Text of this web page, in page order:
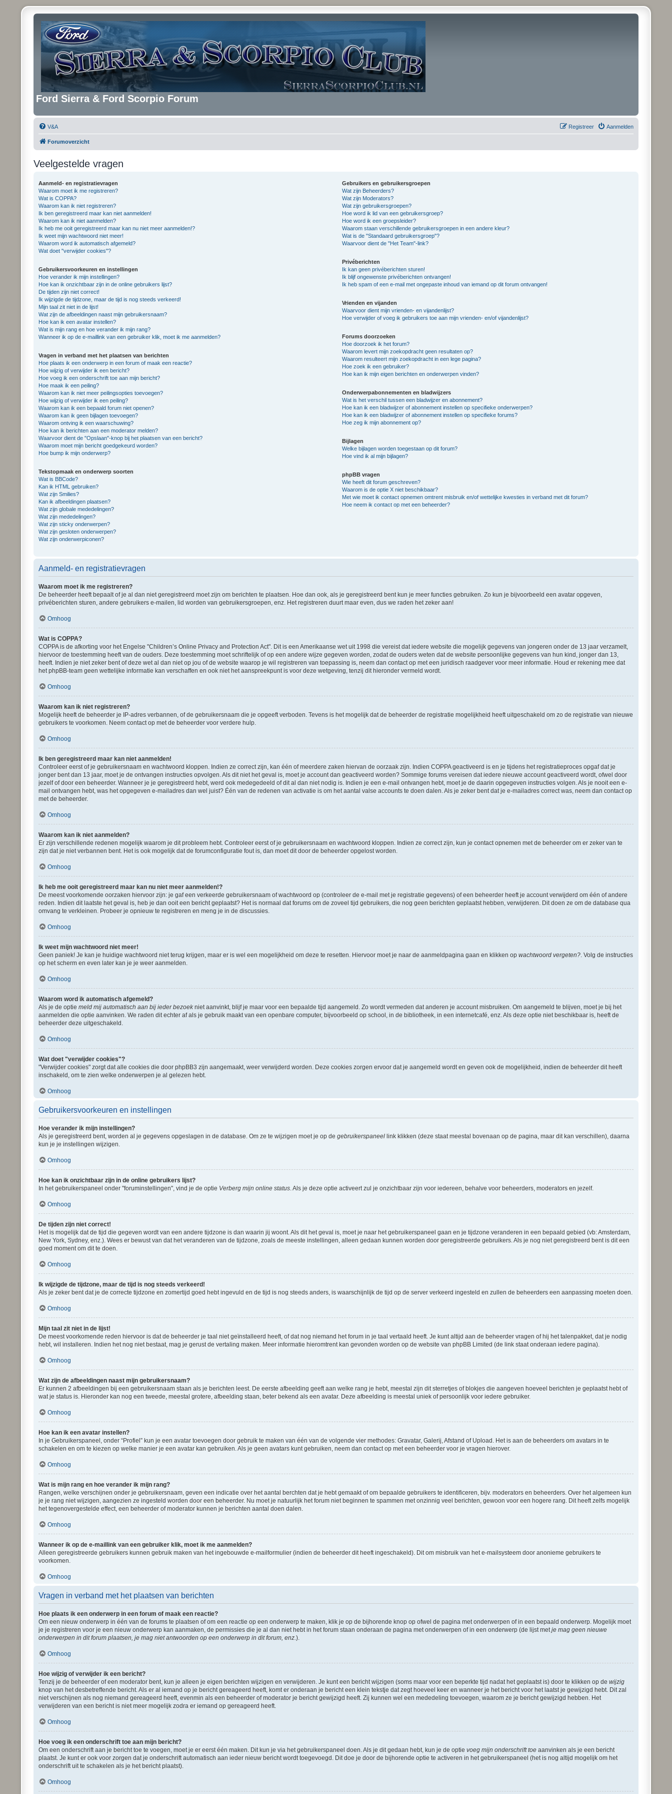
Ford Sierra & Ford Scorpio Forum
V&A Aanmelden
Registreer
Forumoverzicht
Veelgestelde vragen
Aanmeld- en registratievragen
Waarom moet ik me registreren?
Wat is COPPA?
Waarom kan ik niet registreren?
Ik ben geregistreerd maar kan niet aanmelden!
Waarom kan ik niet aanmelden?
Ik heb me ooit geregistreerd maar kan nu niet meer aanmelden!?
Ik weet mijn wachtwoord niet meer!
Waarom word ik automatisch afgemeld?
Wat doet "verwijder cookies"?
Gebruikersvoorkeuren en instellingen
Hoe verander ik mijn instellingen?
Hoe kan ik onzichtbaar zijn in de online gebruikers lijst?
De tijden zijn niet correct!
Ik wijzigde de tijdzone, maar de tijd is nog steeds verkeerd!
Mijn taal zit niet in de lijst!
Wat zijn de afbeeldingen naast mijn gebruikersnaam?
Hoe kan ik een avatar instellen?
Wat is mijn rang en hoe verander ik mijn rang?
Wanneer ik op de e-maillink van een gebruiker klik, moet ik me aanmelden?
Vragen in verband met het plaatsen van berichten
Hoe plaats ik een onderwerp in een forum of maak een reactie?
Hoe wijzig of verwijder ik een bericht?
Hoe voeg ik een onderschrift toe aan mijn bericht?
Hoe maak ik een peiling?
Waarom kan ik niet meer peilingsopties toevoegen?
Hoe wijzig of verwijder ik een peiling?
Waarom kan ik een bepaald forum niet openen?
Waarom kan ik geen bijlagen toevoegen?
Waarom ontving ik een waarschuwing?
Hoe kan ik berichten aan een moderator melden?
Waarvoor dient de "Opslaan"-knop bij het plaatsen van een bericht?
Waarom moet mijn bericht goedgekeurd worden?
Hoe bump ik mijn onderwerp?
Tekstopmaak en onderwerp soorten
Wat is BBCode?
Kan ik HTML gebruiken?
Wat zijn Smilies?
Kan ik afbeeldingen plaatsen?
Wat zijn globale mededelingen?
Wat zijn mededelingen?
Wat zijn sticky onderwerpen?
Wat zijn gesloten onderwerpen?
Wat zijn onderwerpiconen?
Gebruikers en gebruikersgroepen
Wat zijn Beheerders?
Wat zijn Moderators?
Wat zijn gebruikersgroepen?
Hoe word ik lid van een gebruikersgroep?
Hoe word ik een groepsleider?
Waarom staan verschillende gebruikersgroepen in een andere kleur?
Wat is de "Standaard gebruikersgroep"?
Waarvoor dient de "Het Team"-link?
Privéberichten
Ik kan geen privéberichten sturen!
Ik blijf ongewenste privéberichten ontvangen!
Ik heb spam of een e-mail met ongepaste inhoud van iemand op dit forum ontvangen!
Vrienden en vijanden
Waarvoor dient mijn vrienden- en vijandenlijst?
Hoe verwijder of voeg ik gebruikers toe aan mijn vrienden- en/of vijandenlijst?
Forums doorzoeken
Hoe doorzoek ik het forum?
Waarom levert mijn zoekopdracht geen resultaten op?
Waarom resulteert mijn zoekopdracht in een lege pagina?
Hoe zoek ik een gebruiker?
Hoe kan ik mijn eigen berichten en onderwerpen vinden?
Onderwerpabonnementen en bladwijzers
Wat is het verschil tussen een bladwijzer en abonnement?
Hoe kan ik een bladwijzer of abonnement instellen op specifieke onderwerpen?
Hoe kan ik een bladwijzer of abonnement instellen op specifieke forums?
Hoe zeg ik mijn abonnement op?
Bijlagen
Welke bijlagen worden toegestaan op dit forum?
Hoe vind ik al mijn bijlagen?
phpBB vragen
Wie heeft dit forum geschreven?
Waarom is de optie X niet beschikbaar?
Met wie moet ik contact opnemen omtrent misbruik en/of wettelijke kwesties in verband met dit forum?
Hoe neem ik contact op met een beheerder?
Aanmeld- en registratievragen
Waarom moet ik me registreren?
De beheerder heeft bepaalt of je al dan niet geregistreerd moet zijn om berichten te plaatsen. Hoe dan ook, als je geregistreerd bent kun je meer functies gebruiken. Zo kun je bijvoorbeeld een avatar opgeven,
privéberichten sturen, andere gebruikers e-mailen, lid worden van gebruikersgroepen, enz. Het registreren duurt maar even, dus we raden het zeker aan!
Omhoog
Wat is COPPA?
COPPA is de afkorting voor het Engelse "Children’s Online Privacy and Protection Act". Dit is een Amerikaanse wet uit 1998 die vereist dat iedere website die mogelijk gegevens van jongeren onder de 13 jaar verzamelt,
hiervoor de toestemming heeft van de ouders. Deze toestemming moet schriftelijk of op een andere wijze gegeven worden, zodat de ouders weten dat de website persoonlijke gegevens van hun kind, jonger dan 13,
heeft. Indien je niet zeker bent of deze wet al dan niet op jou of de website waarop je wil registreren van toepassing is, neem dan contact op met een juridisch raadgever voor meer informatie. Houd er rekening mee dat
het phpBB-team geen wettelijke informatie kan verschaffen en ook niet het aanspreekpunt is voor deze wetgeving, tenzij dit hieronder vermeld wordt.
Omhoog
Waarom kan ik niet registreren?
Mogelijk heeft de beheerder je IP-adres verbannen, of de gebruikersnaam die je opgeeft verboden. Tevens is het mogelijk dat de beheerder de registratie mogelijkheid heeft uitgeschakeld om zo de registratie van nieuwe
gebruikers te voorkomen. Neem contact op met de beheerder voor verdere hulp.
Omhoog
Ik ben geregistreerd maar kan niet aanmelden!
Controleer eerst of je gebruikersnaam en wachtwoord kloppen. Indien ze correct zijn, kan één of meerdere zaken hiervan de oorzaak zijn. Indien COPPA geactiveerd is en je tijdens het registratieproces opgaf dat je
jonger bent dan 13 jaar, moet je de ontvangen instructies opvolgen. Als dit niet het geval is, moet je account dan geactiveerd worden? Sommige forums vereisen dat iedere nieuwe account geactiveerd wordt, ofwel door
jezelf of door een beheerder. Wanneer je je geregistreerd hebt, werd ook medegedeeld of dit al dan niet nodig is. Indien je een e-mail ontvangen hebt, moet je de daarin opgegeven instructies volgen. Als je nooit een e-
mail ontvangen hebt, was het opgegeven e-mailadres dan wel juist? Één van de redenen van activatie is om het aantal valse accounts te doen dalen. Als je zeker bent dat je e-mailadres correct was, neem dan contact op
met de beheerder.
Omhoog
Waarom kan ik niet aanmelden?
Er zijn verschillende redenen mogelijk waarom je dit probleem hebt. Controleer eerst of je gebruikersnaam en wachtwoord kloppen. Indien ze correct zijn, kun je contact opnemen met de beheerder om er zeker van te
zijn dat je niet verbannen bent. Het is ook mogelijk dat de forumconfiguratie fout is, dan moet dit door de beheerder opgelost worden.
Omhoog
Ik heb me ooit geregistreerd maar kan nu niet meer aanmelden!?
De meest voorkomende oorzaken hiervoor zijn: je gaf een verkeerde gebruikersnaam of wachtwoord op (controleer de e-mail met je registratie gegevens) of een beheerder heeft je account verwijderd om één of andere
reden. Indien dit laatste het geval is, heb je dan ooit een bericht geplaatst? Het is normaal dat forums om de zoveel tijd gebruikers, die nog geen berichten geplaatst hebben, verwijderen. Dit doen ze om de database qua
omvang te verkleinen. Probeer je opnieuw te registreren en meng je in de discussies.
Omhoog
Ik weet mijn wachtwoord niet meer!
Geen paniek! Je kan je huidige wachtwoord niet terug krijgen, maar er is wel een mogelijkheid om deze te resetten. Hiervoor moet je naar de aanmeldpagina gaan en klikken opwachtwoord vergeten? . Volg de instructies
op het scherm en even later kan je je weer aanmelden.
Omhoog
Waarom word ik automatisch afgemeld?
Als je de optiemeld mij automatisch aan bij ieder bezoekniet aanvinkt, blijf je maar voor een bepaalde tijd aangemeld. Zo wordt vermeden dat anderen je account misbruiken. Om aangemeld te blijven, moet je bij het
aanmelden die optie aanvinken. We raden dit echter af als je gebruik maakt van een openbare computer, bijvoorbeeld op school, in de bibliotheek, in een internetcafé, enz. Als deze optie niet beschikbaar is, heeft de
beheerder deze uitgeschakeld.
Omhoog
Wat doet "verwijder cookies"?
"Verwijder cookies" zorgt dat alle cookies die door phpBB3 zijn aangemaakt, weer verwijderd worden. Deze cookies zorgen ervoor dat je aangemeld wordt en geven ook de mogelijkheid, indien de beheerder dit heeft
inschakeld, om te zien welke onderwerpen je al gelezen hebt.
Omhoog
Gebruikersvoorkeuren en instellingen
Hoe verander ik mijn instellingen?
Als je geregistreerd bent, worden al je gegevens opgeslagen in de database. Om ze te wijzigen moet je op degebruikerspaneel link klikken (deze staat meestal bovenaan op de pagina, maar dit kan verschillen), daarna
kun je je instellingen wijzigen.
Omhoog
Hoe kan ik onzichtbaar zijn in de online gebruikers lijst?
In het gebruikerspaneel onder "foruminstellingen", vind je de optie Verberg mijn online status . Als je deze optie activeert zul je onzichtbaar zijn voor iedereen, behalve voor beheerders, moderators en jezelf.
Omhoog
De tijden zijn niet correct!
Het is mogelijk dat de tijd die gegeven wordt van een andere tijdzone is dan waarin jij woont. Als dit het geval is, moet je naar het gebruikerspaneel gaan en je tijdzone veranderen in een bepaald gebied (vb: Amsterdam,
New York, Sydney, enz.). Wees er bewust van dat het veranderen van de tijdzone, zoals de meeste instellingen, alleen gedaan kunnen worden door geregistreerde gebruikers. Als je nog niet geregistreerd bent is dit een
goed moment om dit te doen.
Omhoog
Ik wijzigde de tijdzone, maar de tijd is nog steeds verkeerd!
Als je zeker bent dat je de correcte tijdzone en zomertijd goed hebt ingevuld en de tijd is nog steeds anders, is waarschijnlijk de tijd op de server verkeerd ingesteld en zullen de beheerders een aanpassing moeten doen.
Omhoog
Mijn taal zit niet in de lijst!
De meest voorkomende reden hiervoor is dat de beheerder je taal niet geïnstalleerd heeft, of dat nog niemand het forum in je taal vertaald heeft. Je kunt altijd aan de beheerder vragen of hij het talenpakket, dat je nodig
hebt, wil installeren. Indien het nog niet bestaat, mag je gerust de vertaling maken. Meer informatie hieromtrent kan gevonden worden op de website van phpBB Limited (de link staat onderaan iedere pagina).
Omhoog
Wat zijn de afbeeldingen naast mijn gebruikersnaam?
Er kunnen 2 afbeeldingen bij een gebruikersnaam staan als je berichten leest. De eerste afbeelding geeft aan welke rang je hebt, meestal zijn dit sterretjes of blokjes die aangeven hoeveel berichten je geplaatst hebt of
wat je status is. Hieronder kan nog een tweede, meestal grotere, afbeelding staan, beter bekend als een avatar. Deze afbeelding is meestal uniek of persoonlijk voor iedere gebruiker.
Omhoog
Hoe kan ik een avatar instellen?
In je Gebruikerspaneel, onder “Profiel” kun je een avatar toevoegen door gebruik te maken van één van de volgende vier methodes: Gravatar, Galerij, Afstand of Upload. Het is aan de beheerders om avatars in te
schakelen en om te kiezen op welke manier je een avatar kan gebruiken. Als je geen avatars kunt gebruiken, neem dan contact op met een beheerder voor je vragen hierover.
Omhoog
Wat is mijn rang en hoe verander ik mijn rang?
Rangen, welke verschijnen onder je gebruikersnaam, geven een indicatie over het aantal berchten dat je hebt gemaakt of om bepaalde gebruikers te identificeren, bijv. moderators en beheerders. Over het algemeen kun
je je rang niet wijzigen, aangezien ze ingesteld worden door een beheerder. Nu moet je natuurlijk het forum niet beginnen te spammen met onzinnig veel berichten, gewoon voor een hogere rang. Dit heeft zelfs mogelijk
het tegenovergestelde effect, een beheerder of moderator kunnen je berichten aantal doen dalen.
Omhoog
Wanneer ik op de e-maillink van een gebruiker klik, moet ik me aanmelden?
Alleen geregistreerde gebruikers kunnen gebruik maken van het ingebouwde e-mailformulier (indien de beheerder dit heeft ingeschakeld). Dit om misbruik van het e-mailsysteem door anonieme gebruikers te
voorkomen.
Omhoog
Vragen in verband met het plaatsen van berichten
Hoe plaats ik een onderwerp in een forum of maak een reactie?
Om een nieuw onderwerp in één van de forums te plaatsen of om een reactie op een onderwerp te maken, klik je op de bijhorende knop op ofwel de pagina met onderwerpen of in een bepaald onderwerp. Mogelijk moet
je je registreren voor je een nieuw onderwerp kan aanmaken, de permissies die je al dan niet hebt in het forum staan onderaan de pagina met onderwerpen of in een onderwerp (de lijst metje mag geen nieuwe
onderwerpen in dit forum plaatsen, je mag niet antwoorden op een onderwerp in dit forum, enz.).
Omhoog
Hoe wijzig of verwijder ik een bericht?
Tenzij je de beheerder of een moderator bent, kun je alleen je eigen berichten wijzigen en verwijderen. Je kunt een bericht wijzigen (soms maar voor een beperkte tijd nadat het geplaatst is) door te klikken op dewijzig
knop van het desbetreffende bericht. Als er al iemand op je bericht gereageerd heeft, komt er onderaan je bericht een klein tekstje dat zegt hoeveel keer en wanneer je het bericht voor het laatst je gewijzigd hebt. Dit zal
niet verschijnen als nog niemand gereageerd heeft, evenmin als een beheerder of moderator je bericht gewijzigd heeft. Zij kunnen wel een mededeling toevoegen, waarom ze je bericht gewijzigd hebben. Het
verwijderen van een bericht is niet meer mogelijk zodra er iemand op gereageerd heeft.
Omhoog
Hoe voeg ik een onderschrift toe aan mijn bericht?
Om een onderschrift aan je bericht toe te voegen, moet je er eerst één maken. Dit kun je via het gebruikerspaneel doen. Als je dit gedaan hebt, kun je de optievoeg mijn onderschrift toe aanvinken als je een bericht
plaatst. Je kunt er ook voor zorgen dat je onderschrift automatisch aan ieder nieuw bericht wordt toegevoegd. Dit doe je door de bijhorende optie te activeren in het gebruikerspaneel (het is nog altijd mogelijk om het
onderschrift uit te schakelen als je het bericht plaatst).
Omhoog